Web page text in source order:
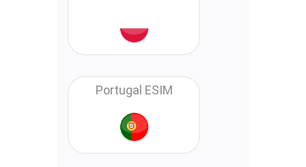
Portugal ESIM